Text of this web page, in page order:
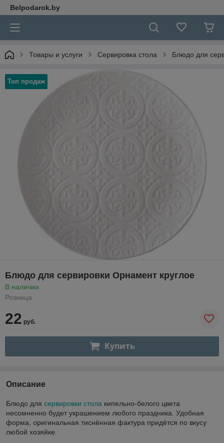
Belpodarok.by
Товары и услуги Сервировка стола Блюдо для
Топ продаж
Блюдо для сервировки Орнамент круглое
В наличии
Розница
22 руб.
Купить
Описание
Блюдо для сервировки стола кипельно-белого цвета
несомненно будет украшением любого праздника. Удобная
форма, оригинальная тиснённая фактура придётся по вкусу
любой хозяйке.